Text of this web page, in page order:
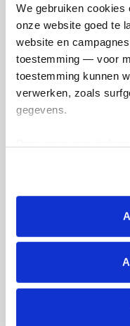
We gebruiken cookies
onze website goed te
website en
toestemming — voor
toestemming kunnen
verwerken, zoals
gegevens.
tonen. Je kunt je
intrekken via Cookie
lijst met cookies is te
Ik wil
en betaal €0.75
Doneer